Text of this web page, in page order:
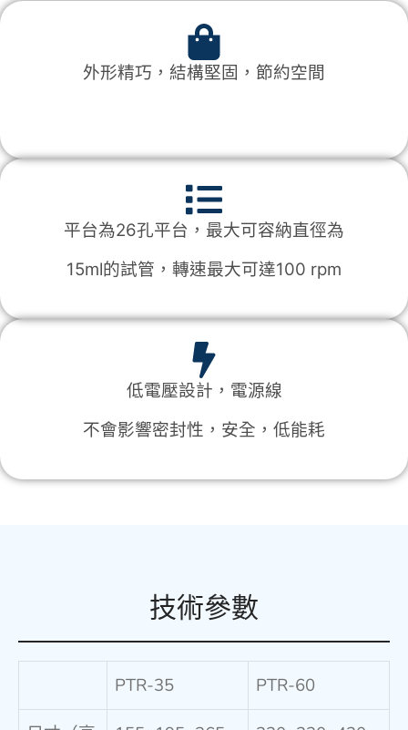
外形精巧，結構堅固，節約空間
平台為26孔平台，最大可容納直徑為
15ml的試管，轉速最大可達100 rpm
低電壓設計，電源線
不會影響密封性，安全，低能耗
技術參數
PTR-35 PTR-60